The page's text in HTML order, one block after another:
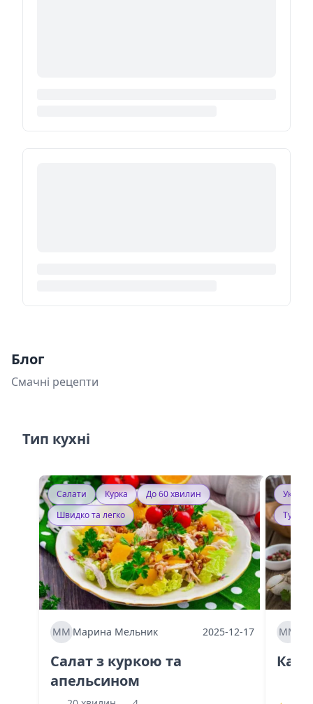
Блог
Смачні рецепти
Тип кухні
Салати Курка
До 60 хвилин
Швидко та легко
ММ Марина Мельник 2025-12-17
Салат з куркою та
апельсином
ММ